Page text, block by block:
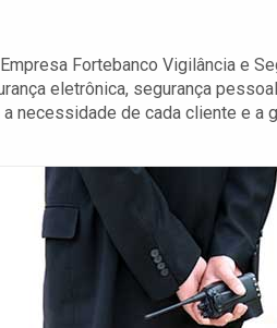
Fortebanco Vigilância e
eletrônica, segurança
necessidade de cada cliente e